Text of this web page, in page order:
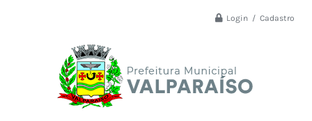
Login / Cadastro